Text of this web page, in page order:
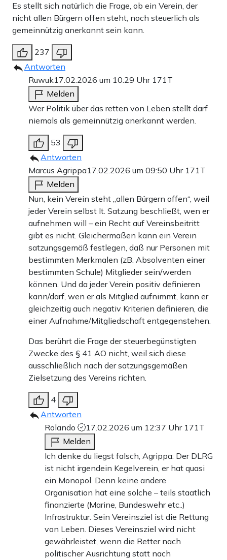
Es stellt sich natürlich die Frage, ob ein Verein, der
nicht allen Bürgern offen steht, noch steuerlich als
gemeinnützig anerkannt sein kann.
237
Antworten
Ruwuk17.02.2026 um 10:29 Uhr 171T
Melden
Wer Politik über das retten von Leben stellt darf
niemals als gemeinnützig anerkannt werden.
53
Antworten
Marcus Agrippa17.02.2026 um 09:50 Uhr 171T
Melden
Nun, kein Verein steht „allen Bürgern offen“, weil
jeder Verein selbst lt. Satzung beschließt, wen er
aufnehmen will – ein Recht auf Vereinsbeitritt
gibt es nicht. Gleichermaßen kann ein Verein
satzungsgemäß festlegen, daß nur Personen mit
bestimmten Merkmalen (zB. Absolventen einer
bestimmten Schule) Mitglieder sein/werden
können. Und da jeder Verein positiv definieren
kann/darf, wen er als Mitglied aufnimmt, kann er
gleichzeitig auch negativ Kriterien definieren, die
einer Aufnahme/Mitgliedschaft entgegenstehen.
Das berührt die Frage der steuerbegünstigten
Zwecke des § 41 AO nicht, weil sich diese
ausschließlich nach der satzungsgemäßen
Zielsetzung des Vereins richten.
4
Antworten
Rolando
17.02.2026 um 12:37 Uhr 171T
Melden
Ich denke du liegst falsch, Agrippa: Der DLRG
ist nicht irgendein Kegelverein, er hat quasi
ein Monopol. Denn keine andere
Organisation hat eine solche – teils staatlich
finanzierte (Marine, Bundeswehr etc..)
Infrastruktur. Sein Vereinsziel ist die Rettung
von Leben. Dieses Vereinsziel wird nicht
gewährleistet, wenn die Retter nach
politischer Ausrichtung statt nach